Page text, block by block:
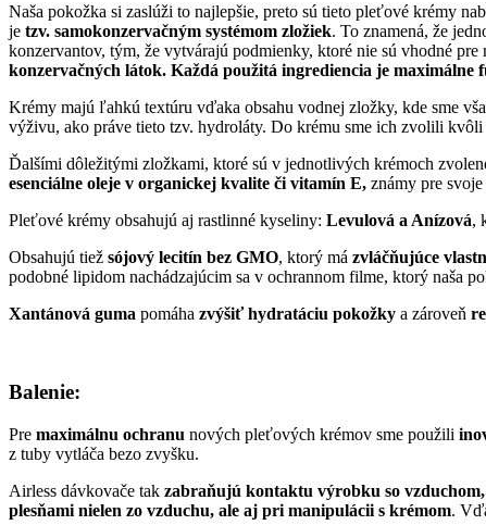
Naša pokožka si zaslúži to najlepšie, preto sú tieto pleťové krémy
je tzv. samokonzervačným systémom zložiek. To znamená, že
konzervantov, tým, že vytvárajú podmienky, ktoré nie sú vhodné
konzervačných látok. Každá použitá ingrediencia je
Krémy majú ľahkú textúru vďaka obsahu vodnej zložky, kde sme
výživu, ako práve tieto tzv. hydroláty. Do krému sme ich zvolili
Ďalšími dôležitými zložkami, ktoré sú v jednotlivých krémoch
esenciálne oleje v organickej kvalite či vitamín E, známy pre
Pleťové krémy obsahujú aj rastlinné kyseliny: Levulová a Anízová,
Obsahujú tiež sójový lecitín bez GMO, ktorý má zvláčňujúce
podobné lipidom nachádzajúcim sa v ochrannom filme, ktorý naša
Xantánová guma pomáha zvýšiť hydratáciu pokožky a zároveň
Balenie:
Pre maximálnu ochranu nových pleťových krémov sme použili
z tuby vytláča bezo zvyšku.
Airless dávkovače tak zabraňujú kontaktu výrobku so
plesňami nielen zo vzduchu, ale aj pri manipulácii s krémom.